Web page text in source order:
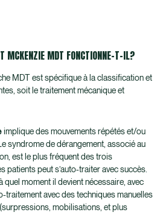
MCKENZIE MDT FONCTIONNE-T-IL?
MDT est spécifique à la classification et
soit le traitement mécanique et
implique des mouvements répétés et/ou
syndrome de dérangement, associé au
est le plus fréquent des trois
patients peut s’auto-traiter avec succès.
quel moment il devient nécessaire, avec
traitement avec des techniques manuelles
mobilisations, et plus